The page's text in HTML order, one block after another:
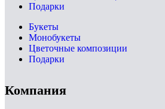
Подарки
Букеты
Монобукеты
Цветочные композиции
Подарки
Компания